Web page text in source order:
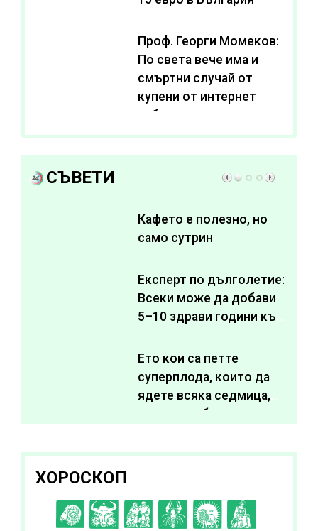
Проф. Георги Момеков:
По света вече има и
смъртни случай от
купени от интернет
субстанции за
отслабване
СЪВЕТИ
Кафето е полезно, но
само сутрин
Експерт по дълголетие:
Всеки може да добави
5–10 здрави години към
Ето кои са петте
суперплода, които да
ядете всяка седмица,
за да подобрите
ХОРОСКОП
C D EFGH